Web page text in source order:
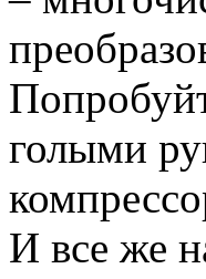
голыми
И все же